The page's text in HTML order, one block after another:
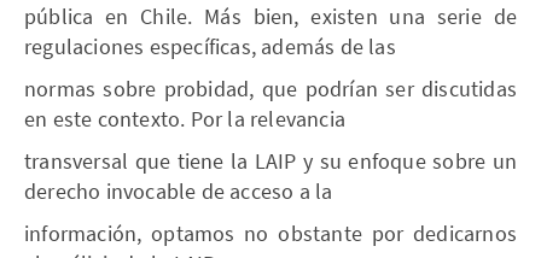
pública en Chile. Más bien, existen una serie de
regulaciones específicas, además de las
normas sobre probidad, que podrían ser discutidas
en este contexto. Por la relevancia
transversal que tiene la LAIP y su enfoque sobre un
derecho invocable de acceso a la
información, optamos no obstante por dedicarnos